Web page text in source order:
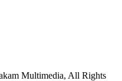
Multimedia, All Rights